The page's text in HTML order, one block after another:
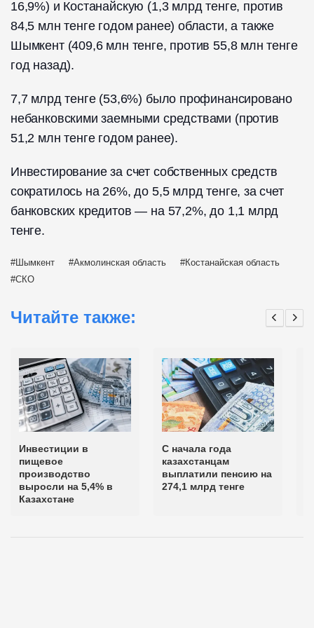
16,9%) и Костанайскую (1,3 млрд тенге, против
84,5 млн тенге годом ранее) области, а также
Шымкент (409,6 млн тенге, против 55,8 млн тенге
год назад).
7,7 млрд тенге (53,6%) было профинансировано
небанковскими заемными средствами (против
51,2 млн тенге годом ранее).
Инвестирование за счет собственных средств
сократилось на 26%, до 5,5 млрд тенге, за счет
банковских кредитов — на 57,2%, до 1,1 млрд
тенге.
Шымкент Акмолинская область
Костанайская область
СКО
Читайте также:
Инвестиции в
пищевое
производство
выросли на 5,4% в
Казахстане
С начала года
казахстанцам
выплатили пенсию на
274,1 млрд тенге